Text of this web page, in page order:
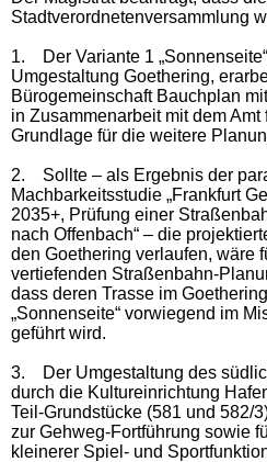
Stadtverordnetenversammlung
1.
Der Variante 1
Umgestaltung Goethering,
Bürogemeinschaft Bauchplan
in Zusammenarbeit mit dem
Grundlage für die weitere
2.
Sollte – als Ergebnis der
Machbarkeitsstudie „Frankfurt
2035+, Prüfung einer
nach Offenbach“ – die
den Goethering verlaufen, wäre
vertiefenden Straßenbahn-
dass deren Trasse im
„Sonnenseite“ vorwiegend im
geführt wird.
3.
Der Umgestaltung des
durch die Kultureinrichtung
Teil-Grundstücke (581 und 582/
zur Gehweg-Fortführung sowie
kleinerer Spiel- und